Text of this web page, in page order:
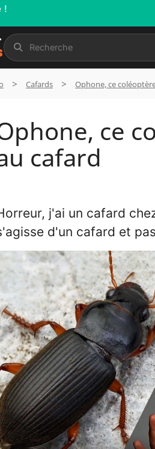
!
Cafards Ophone, ce
ce
cafard
j'ai un cafard
d'un cafard et